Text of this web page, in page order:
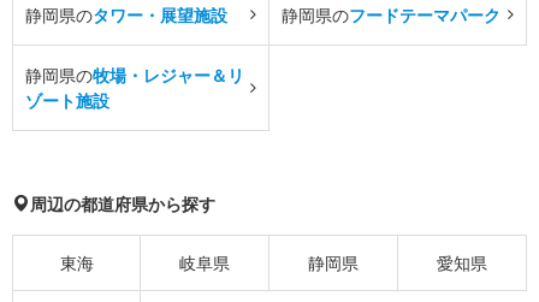
静岡県のタワー・展望施設 静岡県のフードテーマパーク
静岡県の牧場・レジャー＆リ
ゾート施設
周辺の都道府県から探す
東海 岐阜県 静岡県 愛知県